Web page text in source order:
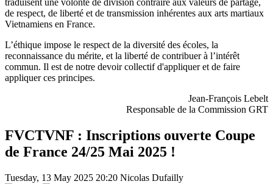
traduisent une volonté de division contraire aux valeurs de partage,
de respect, de liberté et de transmission inhérentes aux arts martiaux
Vietnamiens en France.
L’éthique impose le respect de la diversité des écoles, la
reconnaissance du mérite, et la liberté de contribuer à l’intérêt
commun. Il est de notre devoir collectif d'appliquer et de faire
appliquer ces principes.
Jean-François Lebelt
Responsable de la Commission GRT
FVCTVNF : Inscriptions ouverte Coupe
de France 24/25 Mai 2025 !
Tuesday, 13 May 2025 20:20 Nicolas Dufailly